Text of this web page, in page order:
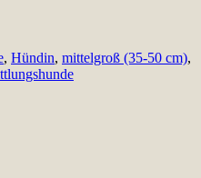
, Hündin, mittelgroß (35-50 cm),